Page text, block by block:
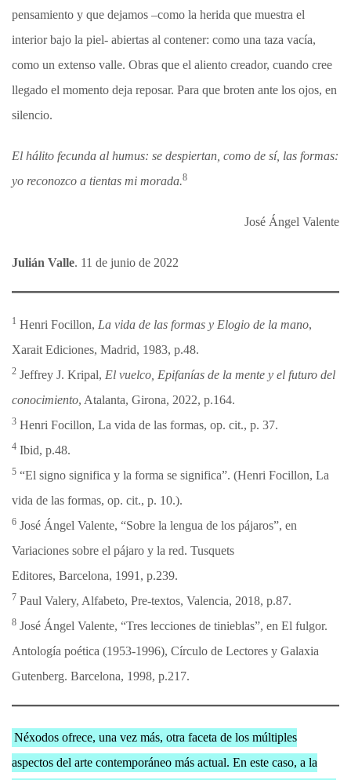
pensamiento y que dejamos –como la herida que muestra el
interior bajo la piel- abiertas al contener: como una taza vacía,
como un extenso valle. Obras que el aliento creador, cuando cree
llegado el momento deja reposar. Para que broten ante los ojos, en
silencio.
El hálito fecunda al humus: se despiertan, como de sí, las formas:
yo reconozco a tientas mi morada.8
José Ángel Valente
Julián Valle. 11 de junio de 2022
1 Henri Focillon, La vida de las formas y Elogio de la mano,
Xarait Ediciones, Madrid, 1983, p.48.
2 Jeffrey J. Kripal, El vuelco, Epifanías de la mente y el futuro del
conocimiento, Atalanta, Girona, 2022, p.164.
3 Henri Focillon, La vida de las formas, op. cit., p. 37.
4 Ibid, p.48.
5 “El signo significa y la forma se significa”. (Henri Focillon, La
vida de las formas, op. cit., p. 10.).
6 José Ángel Valente, “Sobre la lengua de los pájaros”, en
Variaciones sobre el pájaro y la red. Tusquets
Editores, Barcelona, 1991, p.239.
7 Paul Valery, Alfabeto, Pre-textos, Valencia, 2018, p.87.
8 José Ángel Valente, “Tres lecciones de tinieblas”, en El fulgor.
Antología poética (1953-1996), Círculo de Lectores y Galaxia
Gutenberg. Barcelona, 1998, p.217.
Néxodos ofrece, una vez más, otra faceta de los múltiples
aspectos del arte contemporáneo más actual. En este caso, a la